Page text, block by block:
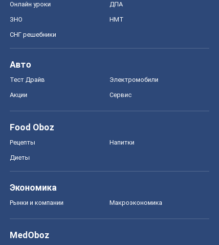
Онлайн уроки ДПА
ЗНО НМТ
СНГ решебники
Авто
Тест Драйв Электромобили
Акции Сервис
Food Oboz
Рецепты Напитки
Диеты
Экономика
Рынки и компании Mакроэкономика
MedOboz